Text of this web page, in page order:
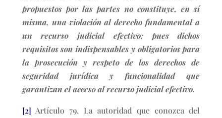
propuestos por las partes no constituye, en sí
misma, una violación al derecho fundamental a
un recurso judicial efectivo; pues dichos
requisitos son indispensables y obligatorios para
la prosecución y respeto de los derechos de
seguridad jurídica y funcionalidad que
garantizan el acceso al recurso judicial efectivo.
[2] Artículo 79. La autoridad que conozca del